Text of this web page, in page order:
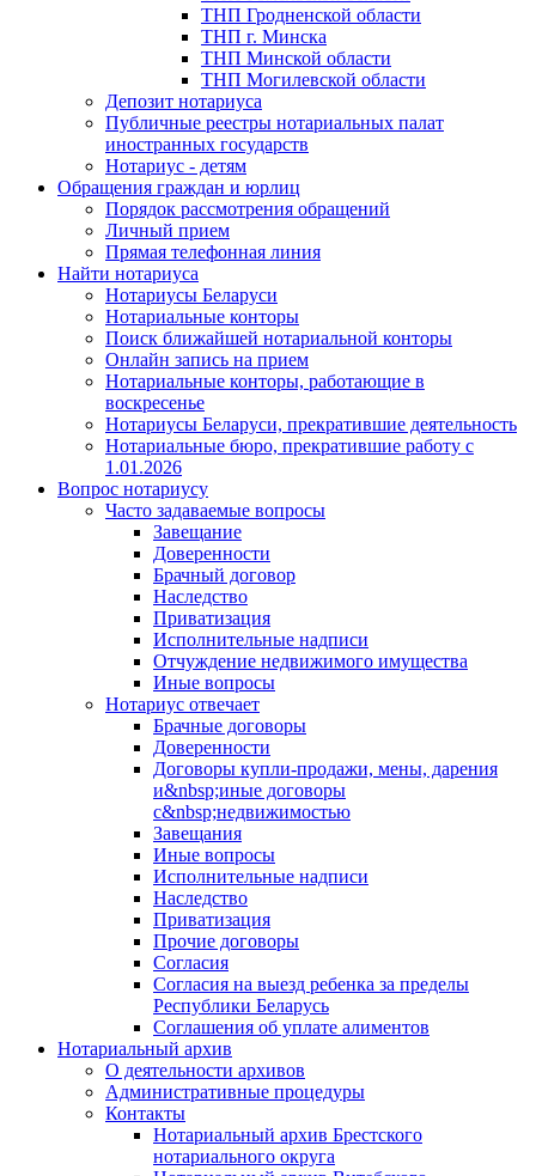
ТНП Гродненской области
ТНП г. Минска
ТНП Минской области
ТНП Могилевской области
Депозит нотариуса
Публичные реестры нотариальных палат
иностранных государств
Нотариус - детям
Обращения граждан и юрлиц
Порядок рассмотрения обращений
Личный прием
Прямая телефонная линия
Найти нотариуса
Нотариусы Беларуси
Нотариальные конторы
Поиск ближайшей нотариальной конторы
Онлайн запись на прием
Нотариальные конторы, работающие в
воскресенье
Нотариусы Беларуси, прекратившие деятельность
Нотариальные бюро, прекратившие работу с
1.01.2026
Вопрос нотариусу
Часто задаваемые вопросы
Завещание
Доверенности
Брачный договор
Наследство
Приватизация
Исполнительные надписи
Отчуждение недвижимого имущества
Иные вопросы
Нотариус отвечает
Брачные договоры
Доверенности
Договоры купли-продажи, мены, дарения
и&nbsp;иные договоры
с&nbsp;недвижимостью
Завещания
Иные вопросы
Исполнительные надписи
Наследство
Приватизация
Прочие договоры
Согласия
Согласия на выезд ребенка за пределы
Республики Беларусь
Соглашения об уплате алиментов
Нотариальный архив
О деятельности архивов
Административные процедуры
Контакты
Нотариальный архив Брестского
нотариального округа